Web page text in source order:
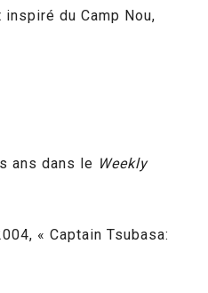
du Camp Nou,
ans dans le Weekly
« Captain Tsubasa: